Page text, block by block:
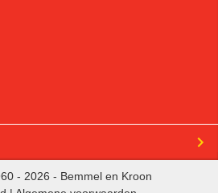
- 2026 - Bemmel en Kroon